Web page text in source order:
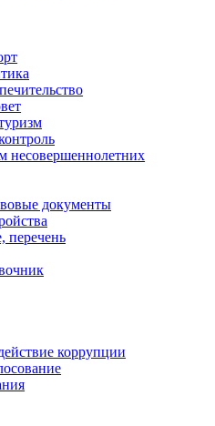
несовершеннолетних
документы
перечень
коррупции